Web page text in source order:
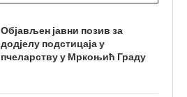
Објављен јавни позив за
додјелу подстицаја у
пчеларству у Мркоњић Граду